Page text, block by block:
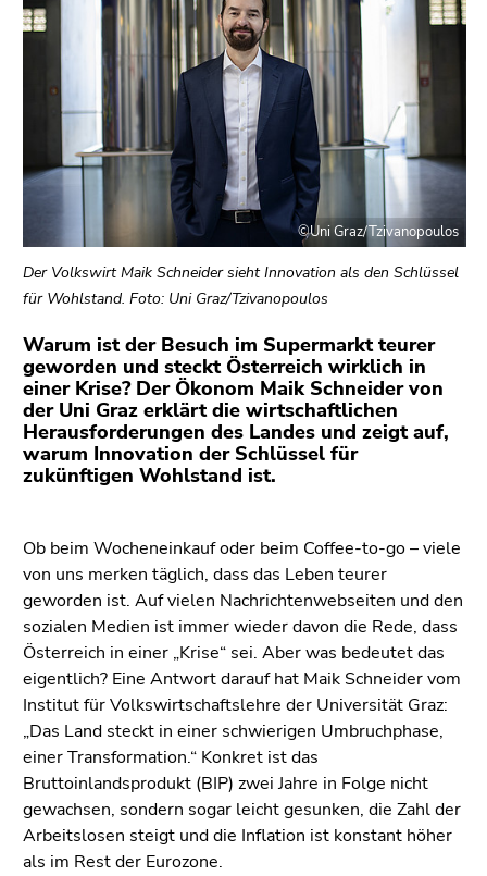
Sie diesen
Inhalt
(Zugriffstaste
1)
Positionsanzeige
Hauptnavigation
(Zugriffstaste
3)
Zu
den
Zusatzinformationen
Zu
den
Seiteneinstellungen
(Benutzer/Sprache)
(Zugriffstaste
8)
Zur
Suche
(Zugriffstaste
9)
©Uni Graz/Tzivanopoulos
Der Volkswirt Maik Schneider sieht Innovation als den Schlüssel
für Wohlstand. Foto: Uni Graz/Tzivanopoulos
Warum ist der Besuch im Supermarkt teurer
geworden und steckt Österreich wirklich in
einer Krise? Der Ökonom Maik Schneider von
der Uni Graz erklärt die wirtschaftlichen
Herausforderungen des Landes und zeigt auf,
warum Innovation der Schlüssel für
zukünftigen Wohlstand ist.
Ob beim Wocheneinkauf oder beim Coffee-to-go – viele
von uns merken täglich, dass das Leben teurer
geworden ist. Auf vielen Nachrichtenwebseiten und den
sozialen Medien ist immer wieder davon die Rede, dass
Österreich in einer „Krise“ sei. Aber was bedeutet das
eigentlich? Eine Antwort darauf hat Maik Schneider vom
Institut für Volkswirtschaftslehre der Universität Graz:
„Das Land steckt in einer schwierigen Umbruchphase,
einer Transformation.“ Konkret ist das
Bruttoinlandsprodukt (BIP) zwei Jahre in Folge nicht
gewachsen, sondern sogar leicht gesunken, die Zahl der
Arbeitslosen steigt und die Inflation ist konstant höher
als im Rest der Eurozone.